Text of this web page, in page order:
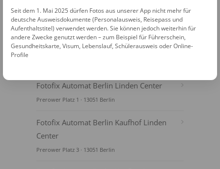
Fotofix Automat Berlin Linden Center
Prerower Platz 1 · 13051 Berlin
Fotofix Automat Berlin Kaufhof Linden
Center
Prerower Platz 3 · 13051 Berlin
Seit dem 1. Mai 2025 dürfen Fotos aus unserer App nicht mehr für
deutsche Ausweisdokumente (Personalausweis, Reisepass und
Aufenthaltstitel) verwendet werden. Sie können jedoch weiterhin für
andere Zwecke genutzt werden – zum Beispiel für Führerschein,
Gesundheitskarte, Visum, Lebenslauf, Schülerausweis oder Online-
Profile